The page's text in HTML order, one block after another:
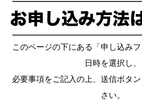
このページの下にある「申し込み
日時を選択し、
必要事項をご記入の上、送信ボタ
さい。